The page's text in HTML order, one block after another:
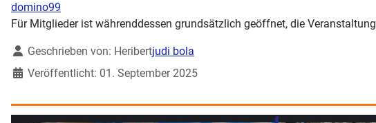
domino99
Für Mitglieder ist währenddessen grundsätzlich geöffnet, die
DetailsGeschrieben von: Heribertjudi bola
Veröffentlicht: 01. September 2025